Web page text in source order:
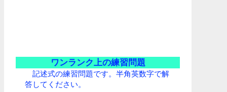
ワンランク上の練習問題
記述式の練習問題です。半角英数字で解
答してください。